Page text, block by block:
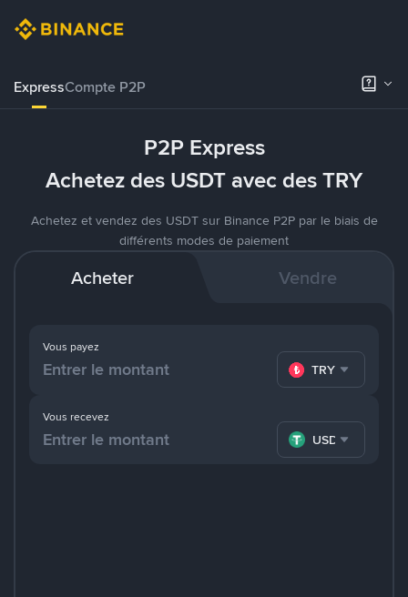
ExpressCompte P2P
P2P Express
Achetez des USDT avec des TRY
Achetez et vendez des USDT sur Binance P2P par le biais de
différents modes de paiement
Acheter Vendre
Vous payez
TRY
Vous recevez
USDT